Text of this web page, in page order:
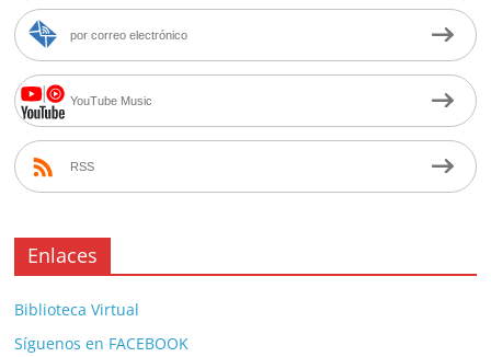
por correo electrónico
YouTube Music
RSS
Enlaces
Biblioteca Virtual
Síguenos en FACEBOOK